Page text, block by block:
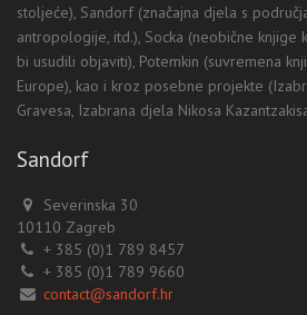
stoljeće), Sandorf (značajna djela s
antropologije, itd.), Socka (neobične knjige
bi usudili objaviti), Potemkin (suvremena
Europe), kao i kroz posebne projekte
Gravesa, Izabrana djela Nikosa
Sandorf
Severinska 30
10110 Zagreb
+ 385 (0)1 789 8457
+ 385 (0)1 789 9660
contact@sandorf.hr